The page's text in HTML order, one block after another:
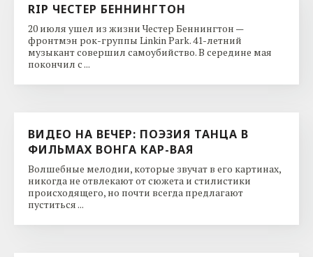
RIP ЧЕСТЕР БЕННИНГТОН
20 июля ушел из жизни Честер Беннингтон —
фронтмэн рок-группы Linkin Park. 41-летний
музыкант совершил самоубийство. В середине мая
покончил с ...
ВИДЕО НА ВЕЧЕР: ПОЭЗИЯ ТАНЦА В
ФИЛЬМАХ ВОНГА КАР-ВАЯ
Волшебные мелодии, которые звучат в его картинах,
никогда не отвлекают от сюжета и стилистики
происходящего, но почти всегда предлагают
пуститься ...